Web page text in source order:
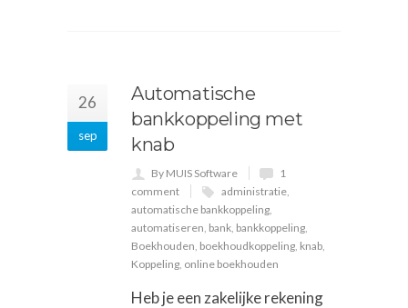
26
sep
Automatische
bankkoppeling met
knab
By MUIS Software
1
comment
administratie,
automatische bankkoppeling,
automatiseren, bank, bankkoppeling,
Boekhouden, boekhoudkoppeling, knab,
Koppeling, online boekhouden
Heb je een zakelijke rekening